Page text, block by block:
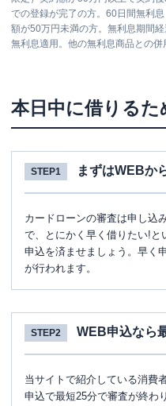
での登録が完了の方。60日間無利
額が50万円未満の方。無利息期間
無利息適用。他の無利息商品との併
本日中に借りる
STEP1 まずはWEBか
カードローンの審査は申し込
で、とにかく早く借りたい!と
申込を済ませましょう。早く
が行われます。
STEP2 WEB申込なら
当サイトで紹介している消費
申込で最短25分で審査が終わ